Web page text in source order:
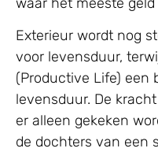
Exterieur wordt nog
voor levensduur,
(Productive Life) een
levensduur. De
er alleen gekeken
de dochters van een